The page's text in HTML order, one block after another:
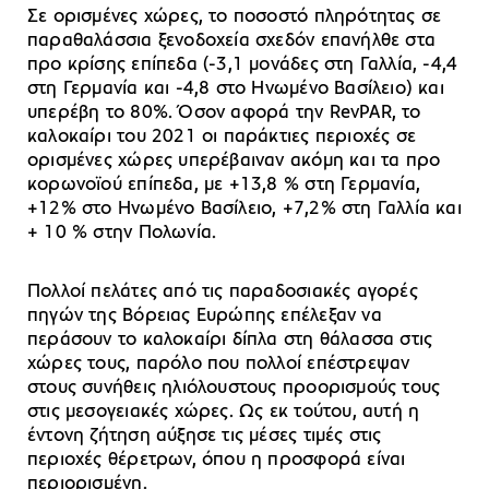
Σε ορισμένες χώρες, το ποσοστό πληρότητας σε
παραθαλάσσια ξενοδοχεία σχεδόν επανήλθε στα
προ κρίσης επίπεδα (-3,1 μονάδες στη Γαλλία, -4,4
στη Γερμανία και -4,8 στο Ηνωμένο Βασίλειο) και
υπερέβη το 80%. Όσον αφορά την RevPAR, το
καλοκαίρι του 2021 οι παράκτιες περιοχές σε
ορισμένες χώρες υπερέβαιναν ακόμη και τα προ
κορωνοϊού επίπεδα, με +13,8 % στη Γερμανία,
+12% στο Ηνωμένο Βασίλειο, +7,2% στη Γαλλία και
+ 10 % στην Πολωνία.
Πολλοί πελάτες από τις παραδοσιακές αγορές
πηγών της Βόρειας Ευρώπης επέλεξαν να
περάσουν το καλοκαίρι δίπλα στη θάλασσα στις
χώρες τους, παρόλο που πολλοί επέστρεψαν
στους συνήθεις ηλιόλουστους προορισμούς τους
στις μεσογειακές χώρες. Ως εκ τούτου, αυτή η
έντονη ζήτηση αύξησε τις μέσες τιμές στις
περιοχές θέρετρων, όπου η προσφορά είναι
περιορισμένη.